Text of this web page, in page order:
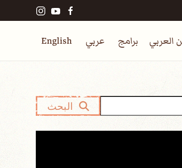
العربي برامج عربي English
البحث